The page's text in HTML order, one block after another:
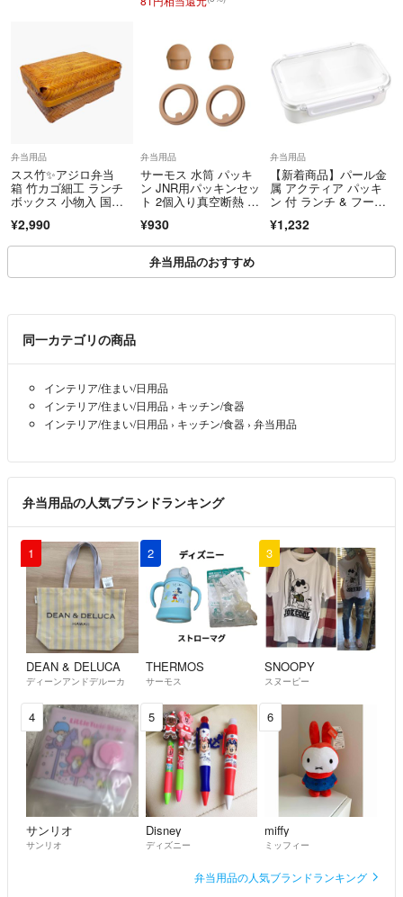
弁当用品
スス竹✨アジロ弁当
箱 竹カゴ細工 ランチ
ボックス 小物入 国
¥2,990
弁当用品
サーモス 水筒 パッキ
ン JNR用パッキンセッ
ト 2個入り真空断熱 交
用 【特価商品】 【在
¥930
弁当用品
【新着商品】パール金
属 アクティア パッキ
ン 付 ランチ & フー
¥1,232
弁当用品のおすすめ
同一カテゴリの商品
インテリア/住まい/日用品
インテリア/住まい/日用品 › キッチン/食器
インテリア/住まい/日用品 › キッチン/食器 › 弁当用品
弁当用品の人気ブランドランキング
1
DEAN & DELUCA
ディーンアンドデルーカ
2
THERMOS
サーモス
3
SNOOPY
スヌーピー
4
サンリオ
サンリオ
5
Disney
ディズニー
6
miffy
ミッフィー
弁当用品の人気ブランドランキング